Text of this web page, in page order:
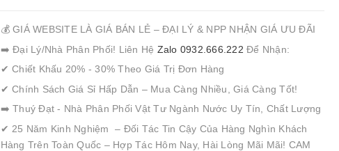
💰 GIÁ WEBSITE LÀ GIÁ BÁN LẺ – ĐẠI LÝ & NPP NHẬN GIÁ ƯU ĐÃI
➡️ Đại Lý/Nhà Phân Phối! Liên Hệ Zalo 0932.666.222Để Nhận:
✔ Chiết Khấu 20% - 30% Theo Giá Trị Đơn Hàng
✔ Chính Sách Giá Sỉ Hấp Dẫn – Mua Càng Nhiều, Giá Càng Tốt!
➡️ Thuý Đạt - Nhà Phân Phối Vật Tư Ngành Nước Uy Tín, Chất Lượng
✔ 25 Năm Kinh Nghiệm – Đối Tác Tin Cậy Của Hàng Nghìn Khách
Hàng Trên Toàn Quốc – Hợp Tác Hôm Nay, Hài Lòng Mãi Mãi! CAM